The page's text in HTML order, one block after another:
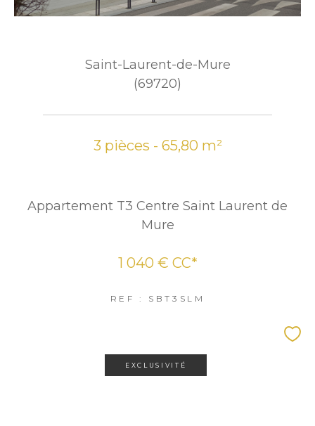
Saint-Laurent-de-Mure
(69720)
3 pièces - 65,80 m²
Appartement T3 Centre Saint Laurent de
Mure
1 040 € CC*
REF : SBT3SLM
EXCLUSIVITÉ